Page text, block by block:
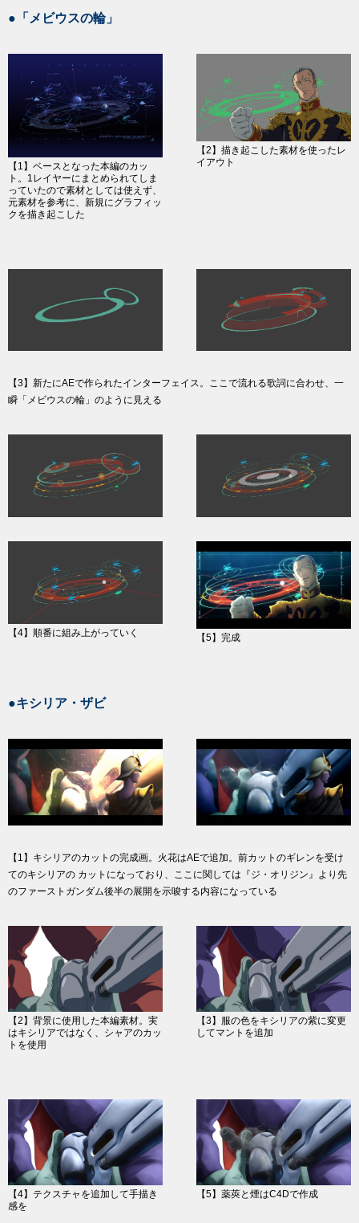
●「メビウスの輪」
【1】ベースとなった本編のカッ
ト。1レイヤーにまとめられてしま
っていたので素材としては使えず、
元素材を参考に、新規にグラフィッ
クを描き起こした
【2】描き起こした素材を使ったレ
イアウト
【3】新たにAEで作られたインターフェイス。ここで流れる歌詞に合わせ、一
瞬「メビウスの輪」のように見える
【4】順番に組み上がっていく 【5】完成
●キシリア・ザビ
【1】キシリアのカットの完成画。火花はAEで追加。前カットのギレンを受け
てのキシリアの カットになっており、ここに関しては『ジ・オリジン』より先
のファーストガンダム後半の展開を示唆する内容になっている
【2】背景に使用した本編素材。実
はキシリアではなく、シャアのカッ
トを使用
【3】服の色をキシリアの紫に変更
してマントを追加
【4】テクスチャを追加して手描き
感を
【5】薬莢と煙はC4Dで作成